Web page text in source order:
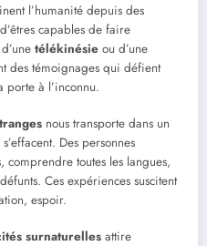
l’humanité depuis des
capables de faire
télékinésie ou d’une
des témoignages qui défient
porte à l’inconnu.
nous transporte dans un
Des personnes
comprendre toutes les langues,
Ces expériences suscitent
espoir.
surnaturelles attire